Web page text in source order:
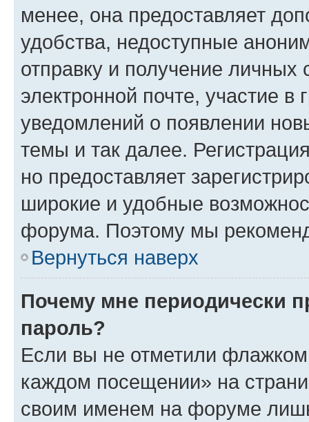
менее, она предоставляет
удобства, недоступные
отправку и получение
электронной почте, участие в
уведомлений о появлении
темы и так далее.
но предоставляет
широкие и удобные
форума. Поэтому мы
Вернуться наверх
Почему мне периодически
пароль?
Если вы не отметили флажком
каждом посещении» на
своим именем на форуме